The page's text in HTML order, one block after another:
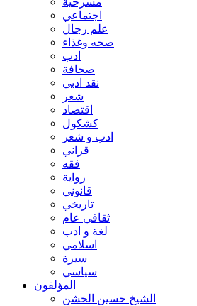
الشيخ جعفر المهاجر
الشيخ حسن الجواهري
الشيخ حسين الراضي
الشيخ علي الشويلي
الشيخ محمد الجواهري
الشيخ محمد رضا الشبيبي
الشيخ محمد رفيع الكوازي
الشيخ محمد مهدي الاصفي
العلامة السيد مهدي بحر العلوم
العلامة الشيخ الطوسي
المرحوم ستار الكعبي
امل عجيل الحسناوي
امنة الكلابي
ايمان الجابري
باسمى السعدي
بتول مشكين فام
بول ريكتر
توفيق الحجاج
ثائر الصفار
ثامر عباس
جبار السيد
جعفر الحكيم
اجتماعي
علم رجال
صحه وغذاء
ادب
صحافة
نقد ادبي
شعر
اقتصاد
كشكول
ادب و شعر
قراني
فقه
رواية
قانوني
تاريخي
ثقافي عام
لغة و ادب
اسلامي
سيرة
سياسي
المؤلفون
الشيخ حسين الخشن